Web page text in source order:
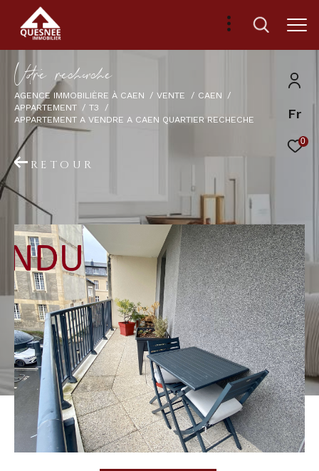
Fr
0
Vore recece
AGENCE IMMOBILIÈRE À CAEN VENTE
CAEN
APPARTEMENT
T3
APPARTEMENT A VENDRE A CAEN QUARTIER RECHECHE
RETOUR